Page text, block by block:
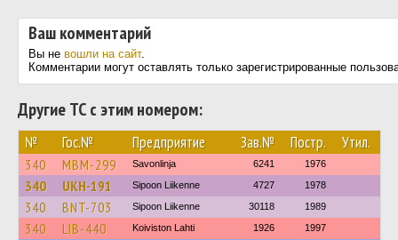
Ваш комментарий
Вы не вошли на сайт.
Комментарии могут оставлять только зарегистрированные
Другие ТС с этим номером:
№ Гос.№ Предприятие Зав.№ Постр. Утил.
340 MBM-299 Savonlinja 6241 1976
340 UKH-191 Sipoon Liikenne 4727 1978
340 BNT-703 Sipoon Liikenne 30118 1989
340 LIB-440 Koiviston Lahti 1926 1997